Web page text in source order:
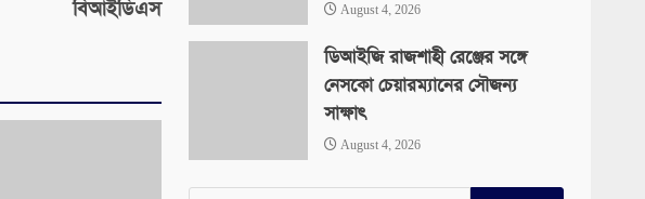
বিআইডিএস
August 4, 2026
ডিআইজি রাজশাহী রেঞ্জের সঙ্গে
নেসকো চেয়ারম্যানের সৌজন্য
সাক্ষাৎ
August 4, 2026